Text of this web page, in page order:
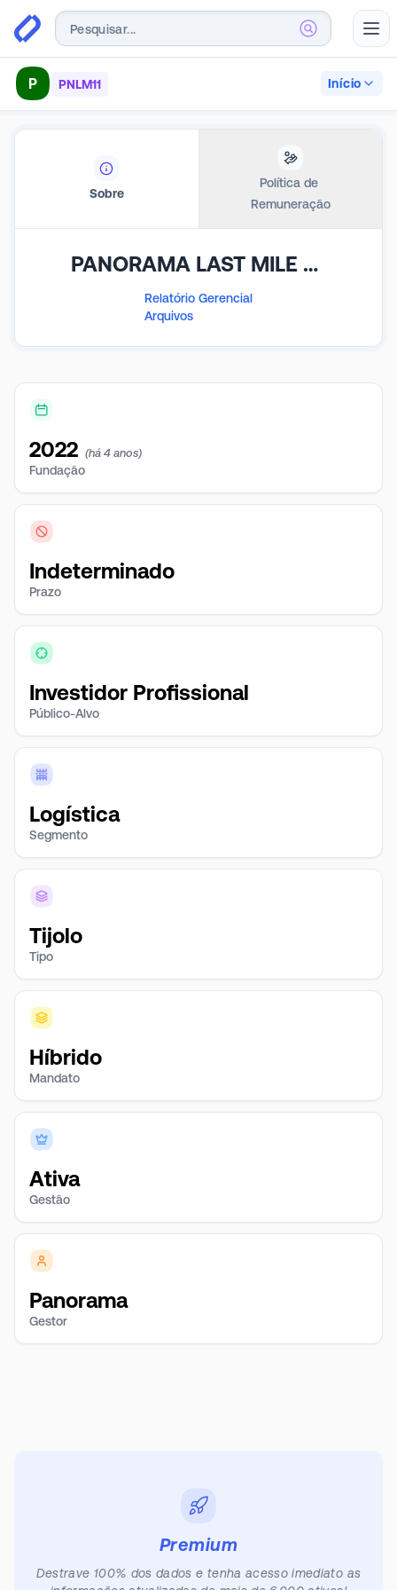
P PNLM11 Início
Sobre
Política de
Remuneração
PANORAMA LAST MILE SBC FDO INV IMOB
Relatório Gerencial
Arquivos
2022 (há 4 anos)
Fundação
Indeterminado
Prazo
Investidor Profissional
Público-Alvo
Logística
Segmento
Tijolo
Tipo
Híbrido
Mandato
Ativa
Gestão
Panorama
Gestor
Premium
Destrave 100% dos dados e tenha acesso imediato as